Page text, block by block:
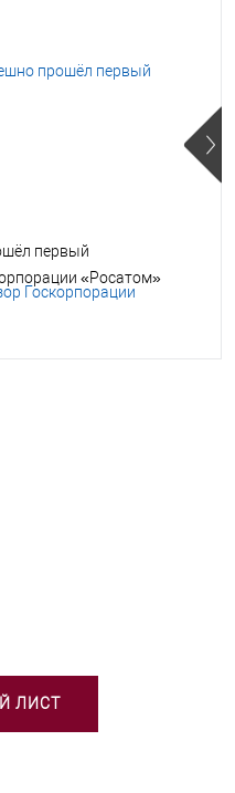
первый
«Росатом»
ЛИСТ